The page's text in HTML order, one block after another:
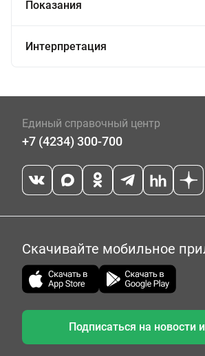
Показания
Интерпретация
Единый справочный центр
+7 (4234) 300-700
Скачивайте мобильное
Подписаться на новости